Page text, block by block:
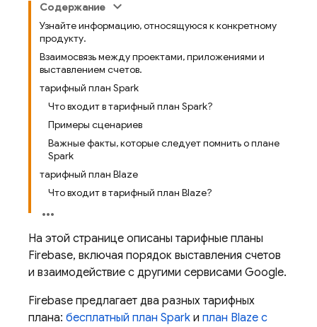
Содержание
Узнайте информацию, относящуюся к конкретному
продукту.
Взаимосвязь между проектами, приложениями и
выставлением счетов.
тарифный план Spark
Что входит в тарифный план Spark?
Примеры сценариев
Важные факты, которые следует помнить о плане
Spark
тарифный план Blaze
Что входит в тарифный план Blaze?
На этой странице описаны тарифные планы
Firebase, включая порядок выставления счетов
и взаимодействие с другими сервисами Google.
Firebase предлагает два разных тарифных
плана: бесплатный план Spark и план Blaze с